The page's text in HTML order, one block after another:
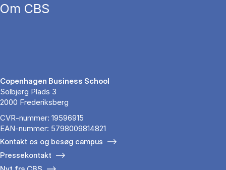
Om CBS
Copenhagen Business School
Solbjerg Plads 3
2000 Frederiksberg
CVR-nummer: 19596915
EAN-nummer: 5798009814821
Kontakt os og besøg campus
Pressekontakt